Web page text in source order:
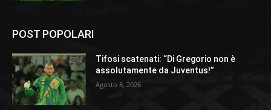
POST POPOLARI
Tifosi scatenati: “Di Gregorio non è
assolutamente da Juventus!”
Agosto 8, 2026